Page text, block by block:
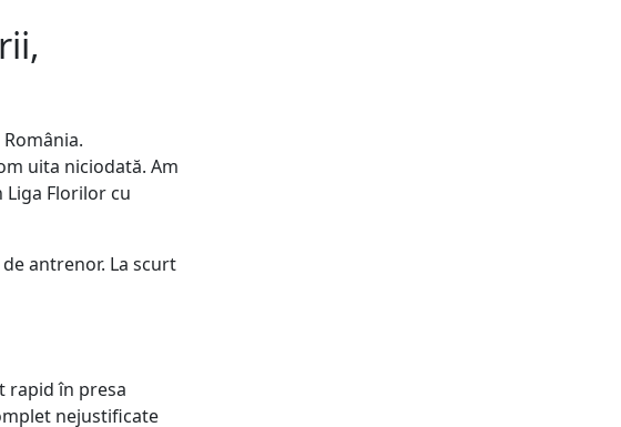
uita niciodată. Am
Liga Florilor cu
antrenor. La scurt
rapid în presa
nejustificate